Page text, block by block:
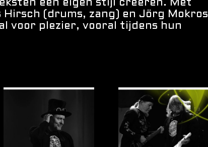
een eigen stijl creëren. Met
Hirsch (drums, zang) en Jörg Mokros
voor plezier, vooral tijdens hun